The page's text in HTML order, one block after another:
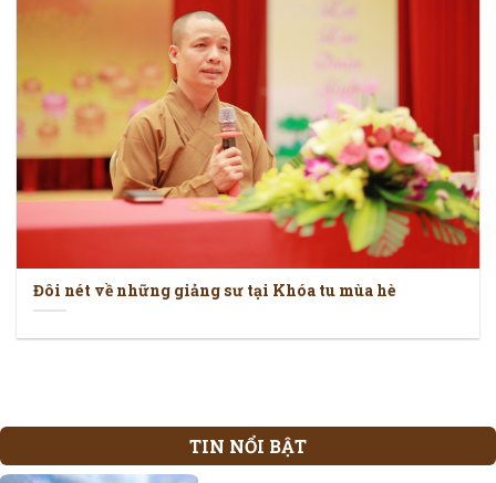
Đôi nét về những giảng sư tại Khóa tu mùa hè
TIN NỔI BẬT